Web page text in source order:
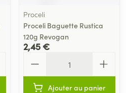
Proceli
Proceli Baguette Rustica
120g Revogan
2,45 €
Ajouter au panier